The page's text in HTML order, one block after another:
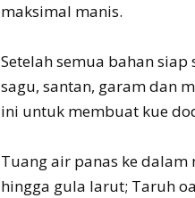
maksimal manis.
Setelah semua bahan
sagu, santan, garam dan
ini untuk membuat kue
Tuang air panas ke
hingga gula larut; Taruh